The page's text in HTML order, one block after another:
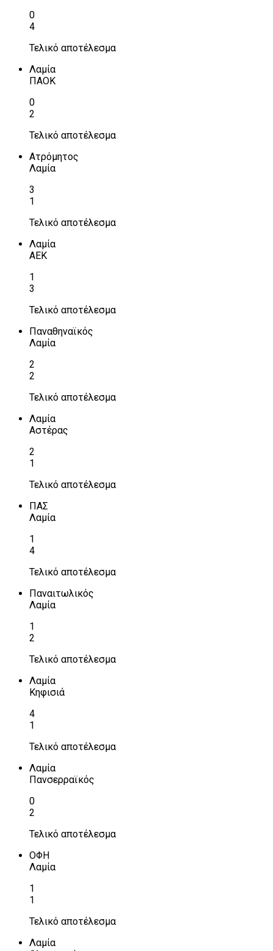
0
4
Τελικό αποτέλεσμα
Λαμία
ΠΑΟΚ
0
2
Τελικό αποτέλεσμα
Ατρόμητος
Λαμία
3
1
Τελικό αποτέλεσμα
Λαμία
ΑΕΚ
1
3
Τελικό αποτέλεσμα
Παναθηναϊκός
Λαμία
2
2
Τελικό αποτέλεσμα
Λαμία
Αστέρας
2
1
Τελικό αποτέλεσμα
ΠΑΣ
Λαμία
1
4
Τελικό αποτέλεσμα
Παναιτωλικός
Λαμία
1
2
Τελικό αποτέλεσμα
Λαμία
Κηφισιά
4
1
Τελικό αποτέλεσμα
Λαμία
Πανσερραϊκός
0
2
Τελικό αποτέλεσμα
ΟΦΗ
Λαμία
1
1
Τελικό αποτέλεσμα
Λαμία